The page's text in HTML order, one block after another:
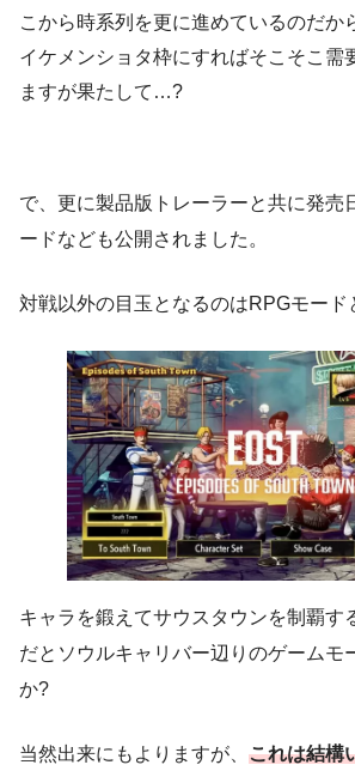
こから時系列を更に進めているのだか
イケメンショタ枠にすればそこそこ需
ますが果たして…?
で、更に製品版トレーラーと共に発売
ードなども公開されました。
対戦以外の目玉となるのはRPGモード
キャラを鍛えてサウスタウンを制覇す
だとソウルキャリバー辺りのゲームモ
か?
当然出来にもよりますが、 これは結構